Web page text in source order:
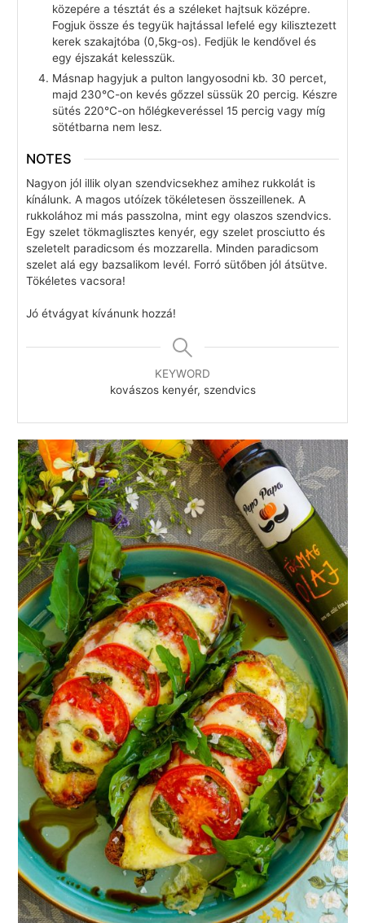
közepére a tésztát és a széleket hajtsuk középre.
Fogjuk össze és tegyük hajtással lefelé egy kilisztezett
kerek szakajtóba (0,5kg-os). Fedjük le kendővel és
egy éjszakát kelesszük.
Másnap hagyjuk a pulton langyosodni kb. 30 percet,
majd 230°C-on kevés gőzzel süssük 20 percig. Készre
sütés 220°C-on hőlégkeveréssel 15 percig vagy míg
sötétbarna nem lesz.
NOTES
Nagyon jól illik olyan szendvicsekhez amihez rukkolát is
kínálunk. A magos utóízek tökéletesen összeillenek. A
rukkolához mi más passzolna, mint egy olaszos szendvics.
Egy szelet tökmaglisztes kenyér, egy szelet prosciutto és
szeletelt paradicsom és mozzarella. Minden paradicsom
szelet alá egy bazsalikom levél. Forró sütőben jól átsütve.
Tökéletes vacsora!
Jó étvágyat kívánunk hozzá!
KEYWORD
kovászos kenyér, szendvics